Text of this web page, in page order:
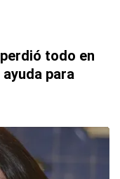
todo en
para